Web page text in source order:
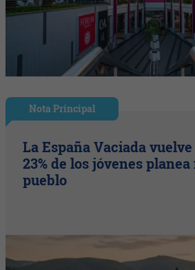
Nota Principal
La España Vaciada
23% de los jóvenes
pueblo